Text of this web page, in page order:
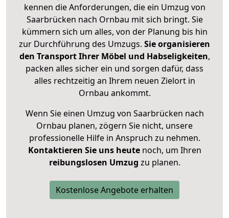
kennen die Anforderungen, die ein Umzug von
Saarbrücken nach Ornbau mit sich bringt. Sie
kümmern sich um alles, von der Planung bis hin
zur Durchführung des Umzugs. Sie organisieren
den Transport Ihrer Möbel und Habseligkeiten,
packen alles sicher ein und sorgen dafür, dass
alles rechtzeitig an Ihrem neuen Zielort in
Ornbau ankommt.
Wenn Sie einen Umzug von Saarbrücken nach
Ornbau planen, zögern Sie nicht, unsere
professionelle Hilfe in Anspruch zu nehmen.
Kontaktieren Sie uns heutenoch, um Ihren
reibungslosen Umzug zu planen.
Kostenlose Angebote erhalten